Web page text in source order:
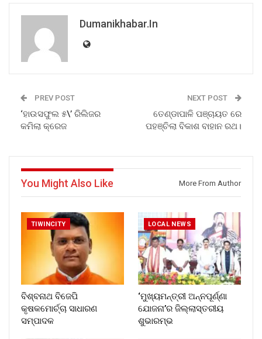
Dumanikhabar.in
PREV POST
‘ହାଉସଫୁଲ ୫\’ ରିଲିଜର
କମିଲା କ୍ରେଜ
NEXT POST
ତେଣ୍ଡାପାଳି ପଞ୍ଚାୟତ ରେ
ପହଞ୍ଚିଲା ବିକାଶ ବାହାନ ରଥ।
You Might Also Like More From Author
TIWINCITY
ବିଶ୍ବନାଥ ବିଜେପି
କୃଷକମୋର୍ଚ୍ଚା ସାଧାରଣ
ସମ୍ପାଦକ
LOCAL NEWS
‘ମୁଖ୍ୟମନ୍ତ୍ରୀ ଅନ୍ନପୂର୍ଣ୍ଣା
ଯୋଜନା’ର ଜିଲ୍ଲାସ୍ତରୀୟ
ଶୁଭାରମ୍ଭ